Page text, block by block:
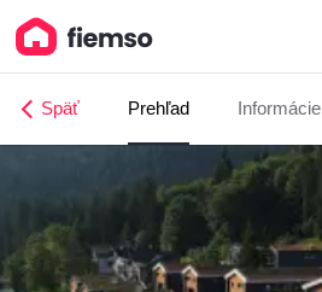
Späť Prehľad Informácie